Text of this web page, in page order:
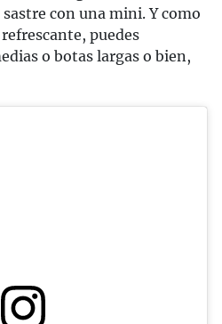
con una mini. Y como
puedes
o botas largas o bien,